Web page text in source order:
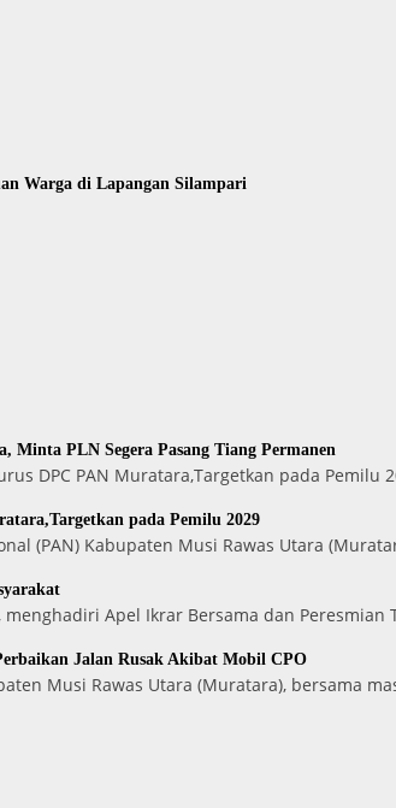
Warga di Lapangan Silampari
Minta PLN Segera Pasang Tiang Permanen
DPC PAN Muratara,Targetkan pada Pemilu
pada Pemilu 2029
(PAN) Kabupaten Musi Rawas Utara
Apel Ikrar Bersama dan Peresmian
Jalan Rusak Akibat Mobil CPO
Musi Rawas Utara (Muratara), bersama